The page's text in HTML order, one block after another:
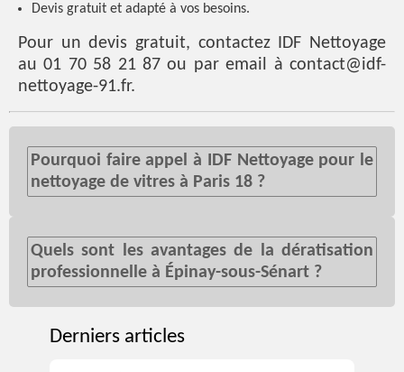
Devis gratuit et adapté à vos besoins.
Pour un devis gratuit, contactez IDF Nettoyage
au 01 70 58 21 87 ou par email à contact@idf-
nettoyage-91.fr.
Pourquoi faire appel à IDF Nettoyage pour le
nettoyage de vitres à Paris 18 ?
Quels sont les avantages de la dératisation
professionnelle à Épinay-sous-Sénart ?
Derniers articles